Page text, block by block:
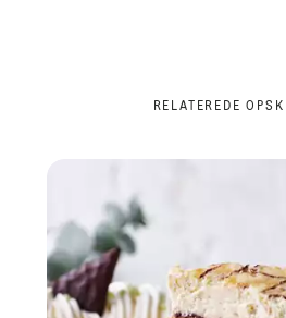
RELATEREDE